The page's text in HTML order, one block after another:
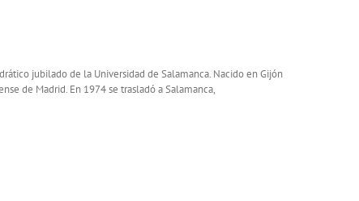
jubilado de la Universidad de Salamanca. Nacido en Gijón
de Madrid. En 1974 se trasladó a Salamanca,